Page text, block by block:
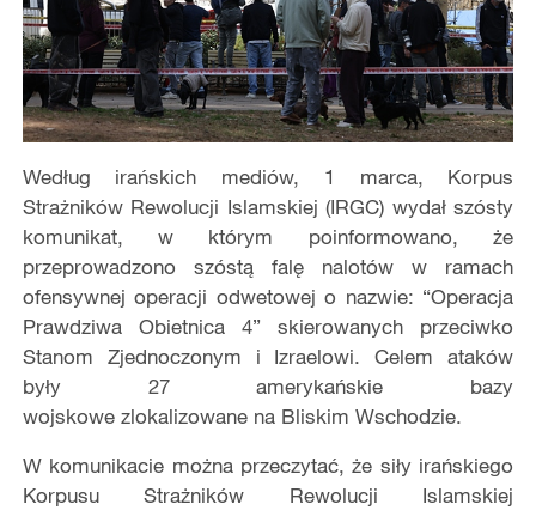
Według irańskich mediów, 1 marca, Korpus
Strażników Rewolucji Islamskiej (IRGC) wydał szósty
komunikat, w którym poinformowano, że
przeprowadzono szóstą falę nalotów w ramach
ofensywnej operacji odwetowej o nazwie: “Operacja
Prawdziwa Obietnica 4” skierowanych przeciwko
Stanom Zjednoczonym i Izraelowi. Celem ataków
były 27 amerykańskie bazy
wojskowe zlokalizowane na Bliskim Wschodzie.
W komunikacie można przeczytać, że siły irańskiego
Korpusu Strażników Rewolucji Islamskiej